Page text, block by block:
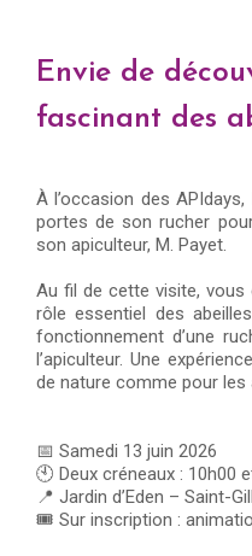
Envie de
fascinant des
À l’occasion des
portes de son rucher
son apiculteur, M. Payet.
Au fil de cette visite, vous
rôle essentiel des
fonctionnement d’une
l’apiculteur. Une
de nature comme pour les
📅 Samedi 13 juin 2026
🕙 Deux créneaux : 10h00
📍 Jardin d’Eden – Saint-
🎟️ Sur inscription :